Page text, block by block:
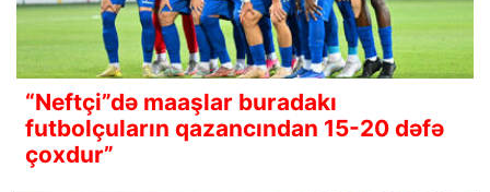
“Neftçi”də maaşlar buradakı
futbolçuların qazancından 15-20 dəfə
çoxdur”